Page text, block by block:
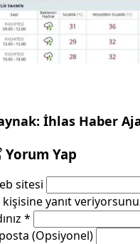
İhlas Haber
Yorum Yap
sitesi
kişisine yanıt
*
(Opsiyonel)